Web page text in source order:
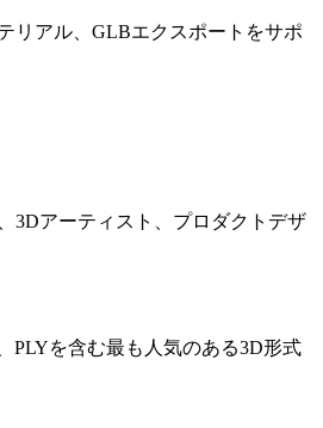
リアル、GLBエクスポートをサポ
3Dアーティスト、プロダクトデザ
PLYを含む最も人気のある3D形式